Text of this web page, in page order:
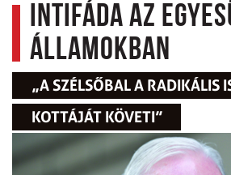
Intifáda az
Államokban
„A SZÉLSŐBAL A RADIKÁLIS
KOTTÁJÁT KÖVETI”